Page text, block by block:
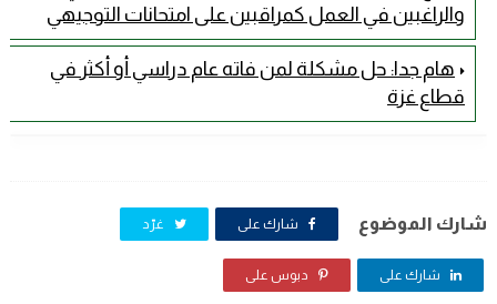
والراغبين في العمل كمراقبين على امتحانات التوجيهي
هام جدا: حل مشكلة لمن فاته عام دراسي أو أكثر في
قطاع غزة
شارك الموضوع شارك على غرّد
شارك على دبوس على